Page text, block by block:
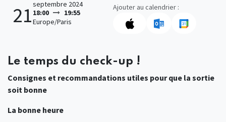
21septembre 2024
18:00
19:55
Europe/Paris
Ajouter au calendrier :
Le temps du check-up !
Consignes et recommandations utiles pour que la sortie
soit bonne
La bonne heure